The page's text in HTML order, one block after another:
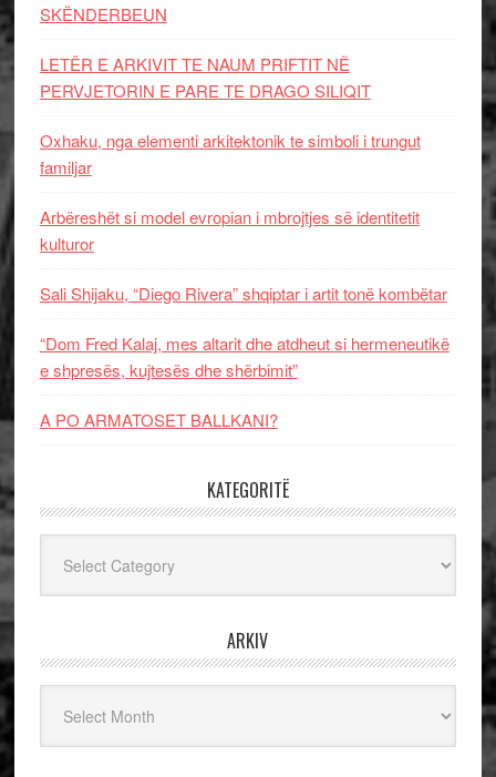
SKËNDERBEUN
LETËR E ARKIVIT TE NAUM PRIFTIT NË
PERVJETORIN E PARE TE DRAGO SILIQIT
Oxhaku, nga elementi arkitektonik te simboli i trungut
familjar
Arbëreshët si model evropian i mbrojtjes së identitetit
kulturor
Sali Shijaku, “Diego Rivera” shqiptar i artit tonë kombëtar
“Dom Fred Kalaj, mes altarit dhe atdheut si hermeneutikë
e shpresës, kujtesës dhe shërbimit”
A PO ARMATOSET BALLKANI?
KATEGORITË
ARKIV